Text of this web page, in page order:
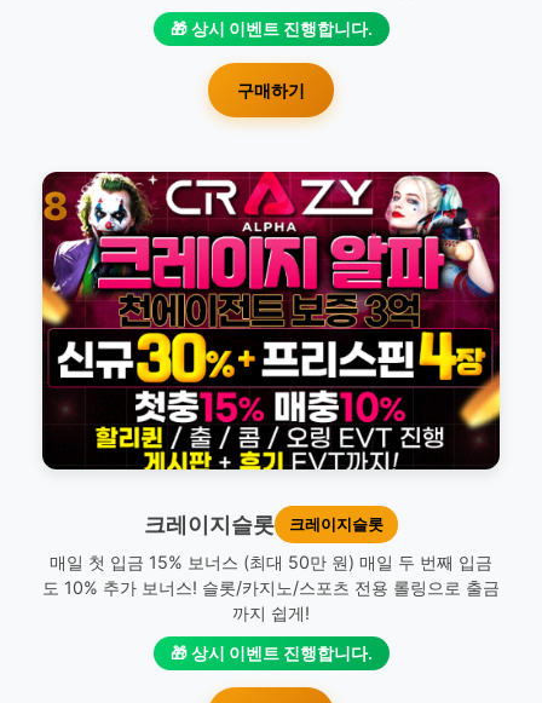
🎁 상시 이벤트 진행합니다.
구매하기
8
크레이지슬롯 크레이지슬롯
매일 첫 입금 15% 보너스 (최대 50만 원) 매일 두 번째 입금
도 10% 추가 보너스! 슬롯/카지노/스포츠 전용 롤링으로 출금
까지 쉽게!
🎁 상시 이벤트 진행합니다.